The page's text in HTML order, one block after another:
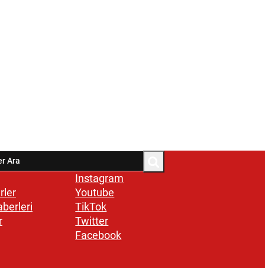
Instagram
Youtube
TikTok
Twitter
Facebook